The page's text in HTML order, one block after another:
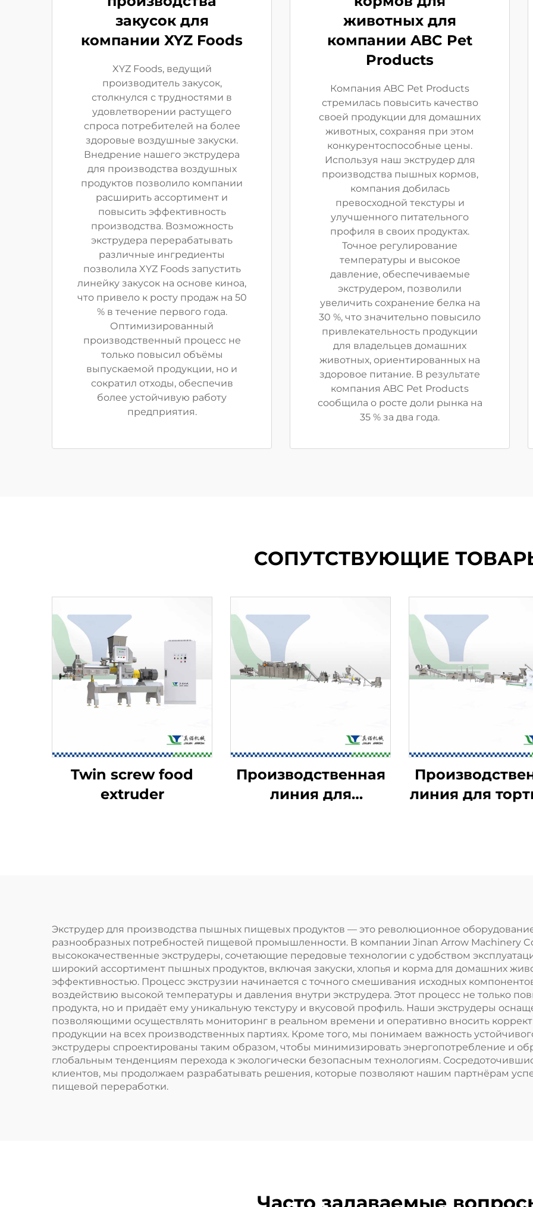
закусок для
компании XYZ Foods
XYZ Foods, ведущий
производитель закусок,
столкнулся с трудностями в
удовлетворении растущего
спроса потребителей на более
здоровые воздушные закуски.
Внедрение нашего экструдера
для производства воздушных
продуктов позволило компании
расширить ассортимент и
повысить эффективность
производства. Возможность
экструдера перерабатывать
различные ингредиенты
позволила XYZ Foods запустить
линейку закусок на основе киноа,
что привело к росту продаж на 50
% в течение первого года.
Оптимизированный
производственный процесс не
только повысил объёмы
выпускаемой продукции, но и
сократил отходы, обеспечив
более устойчивую работу
предприятия.
животных для
компании ABC Pet
Products
Компания ABC Pet Products
стремилась повысить качество
своей продукции для домашних
животных, сохраняя при этом
конкурентоспособные цены.
Используя наш экструдер для
производства пышных кормов,
компания добилась
превосходной текстуры и
улучшенного питательного
профиля в своих продуктах.
Точное регулирование
температуры и высокое
давление, обеспечиваемые
экструдером, позволили
увеличить сохранение белка на
30 %, что значительно повысило
привлекательность продукции
для владельцев домашних
животных, ориентированных на
здоровое питание. В результате
компания ABC Pet Products
сообщила о росте доли рынка на
35 % за два года.
СОПУТСТВУЮЩИЕ
Twin screw food
extruder
Производственная
линия для
линия для
Экструдер для производства пышных пищевых продуктов — это революционное
разнообразных потребностей пищевой промышленности. В компании Jinan Arrow Machinery
высококачественные экструдеры, сочетающие передовые технологии с удобством
широкий ассортимент пышных продуктов, включая закуски, хлопья и корма для домашних
эффективностью. Процесс экструзии начинается с точного смешивания исходных
воздействию высокой температуры и давления внутри экструдера. Этот процесс не только
продукта, но и придаёт ему уникальную текстуру и вкусовой профиль. Наши экструдеры
позволяющими осуществлять мониторинг в реальном времени и оперативно вносить
продукции на всех производственных партиях. Кроме того, мы понимаем важность
экструдеры спроектированы таким образом, чтобы минимизировать энергопотребление и
глобальным тенденциям перехода к экологически безопасным технологиям.
клиентов, мы продолжаем разрабатывать решения, которые позволяют нашим партнёрам
пищевой переработки.